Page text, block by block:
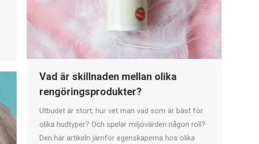
Vad är skillnaden mellan olika
rengöringsprodukter?
Utbudet är stort; hur vet man vad som är bäst för
olika hudtyper? Och spelar miljövärden någon roll?
Den här artikeln jämför egenskaperna hos olika